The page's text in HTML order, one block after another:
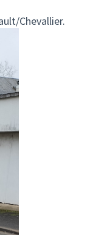
Chevallier.